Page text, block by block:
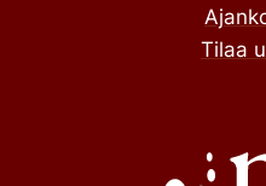
Tilaa